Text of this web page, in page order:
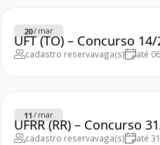
20/ mar
UFT (TO) – Concurso
cadastro reservavaga(s) até
11 / mar
UFRR (RR) – Concurso
cadastro reservavaga(s) até